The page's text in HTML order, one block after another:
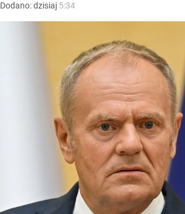
Dodano:dzisiaj 5:34